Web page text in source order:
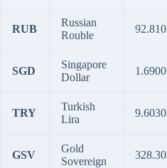
RUB
Russian
Rouble
92.810
SGD
Singapore
Dollar
1.6900
TRY
Turkish
Lira
9.6030
GSV
Gold
Sovereign
328.30